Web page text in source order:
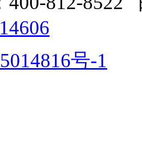
号-1